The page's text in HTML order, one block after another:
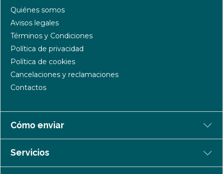
Quiénes somos
Avisos legales
Términos y Condiciones
Política de privacidad
Política de cookies
Cancelaciones y reclamaciones
Contactos
Cómo enviar
Servicios